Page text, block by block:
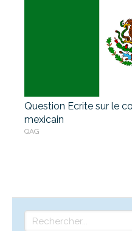
Question Ecrite sur le
mexicain
QAG
Rechercher